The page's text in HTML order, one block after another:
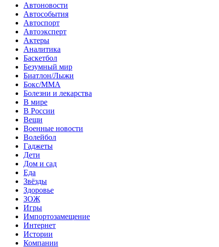
Автоновости
Автособытия
Автоспорт
Автоэксперт
Актеры
Аналитика
Баскетбол
Безумный мир
Биатлон/Лыжи
Бокс/MMA
Болезни и лекарства
В мире
В России
Вещи
Военные новости
Волейбол
Гаджеты
Дети
Дом и сад
Еда
Звёзды
Здоровье
ЗОЖ
Игры
Импортозамещение
Интернет
Истории
Компании